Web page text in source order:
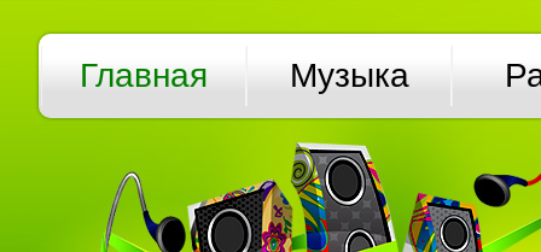
Главная Музыка